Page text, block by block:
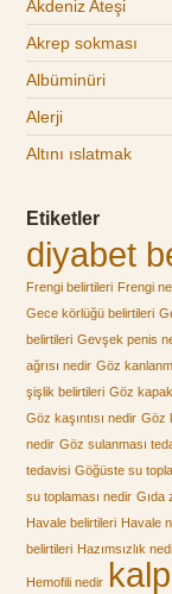
Akdeniz Ateşi
Akrep sokması
Albüminüri
Alerji
Altını ıslatmak
Etiketler
diyabet
Frengi belirtileri Frengi
Gece körlüğü belirtileri
belirtileri Gevşek penis
ağrısı nedir Göz
şişlik belirtileri Göz
Göz kaşıntısı nedir Göz
nedir Göz sulanması
tedavisi Göğüste su
su toplaması nedir Gıda
Havale belirtileri Havale
belirtileri Hazımsızlık
Hemofili nedir